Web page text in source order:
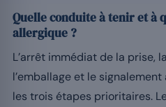
Quelle conduite à tenir et à
allergique ?
L’arrêt immédiat de la prise,
l’emballage et le
les trois étapes prioritaires.